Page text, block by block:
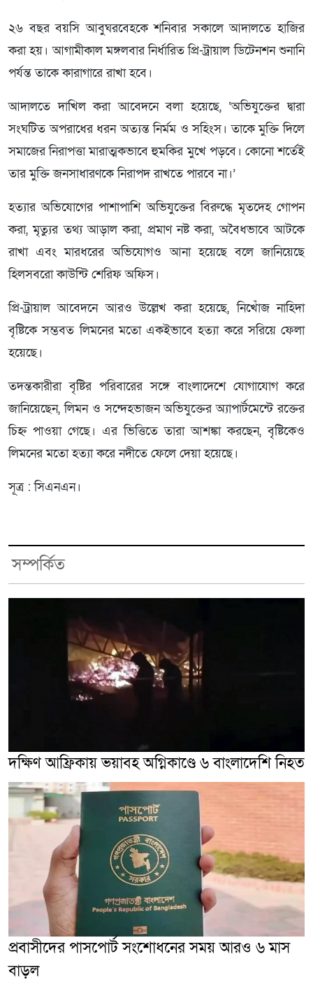
২৬ বছর বয়সি আবুঘরবেহকে শনিবার সকালে আদালতে হাজির
করা হয়। আগামীকাল মঙ্গলবার নির্ধারিত প্রি-ট্রায়াল ডিটেনশন শুনানি
পর্যন্ত তাকে কারাগারে রাখা হবে।
আদালতে দাখিল করা আবেদনে বলা হয়েছে, ‘অভিযুক্তের দ্বারা
সংঘটিত অপরাধের ধরন অত্যন্ত নির্মম ও সহিংস। তাকে মুক্তি দিলে
সমাজের নিরাপত্তা মারাত্মকভাবে হুমকির মুখে পড়বে। কোনো শর্তেই
তার মুক্তি জনসাধারণকে নিরাপদ রাখতে পারবে না।’
হত্যার অভিযোগের পাশাপাশি অভিযুক্তের বিরুদ্ধে মৃতদেহ গোপন
করা, মৃত্যুর তথ্য আড়াল করা, প্রমাণ নষ্ট করা, অবৈধভাবে আটকে
রাখা এবং মারধরের অভিযোগও আনা হয়েছে বলে জানিয়েছে
হিলসবরো কাউন্টি শেরিফ অফিস।
প্রি-ট্রায়াল আবেদনে আরও উল্লেখ করা হয়েছে, নিখোঁজ নাহিদা
বৃষ্টিকে সম্ভবত লিমনের মতো একইভাবে হত্যা করে সরিয়ে ফেলা
হয়েছে।
তদন্তকারীরা বৃষ্টির পরিবারের সঙ্গে বাংলাদেশে যোগাযোগ করে
জানিয়েছেন, লিমন ও সন্দেহভাজন অভিযুক্তের অ্যাপার্টমেন্টে রক্তের
চিহ্ন পাওয়া গেছে। এর ভিত্তিতে তারা আশঙ্কা করছেন, বৃষ্টিকেও
লিমনের মতো হত্যা করে নদীতে ফেলে দেয়া হয়েছে।
সূত্র : সিএনএন।
সম্পর্কিত
দক্ষিণ আফ্রিকায় ভয়াবহ অগ্নিকাণ্ডে ৬ বাংলাদেশি নিহত
প্রবাসীদের পাসপোর্ট সংশোধনের সময় আরও ৬ মাস
বাড়ল